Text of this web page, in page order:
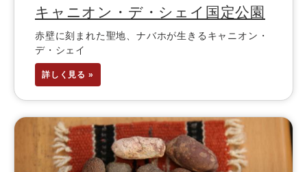
キャニオン・デ・シェイ国定公園
赤壁に刻まれた聖地、ナバホが生きるキャニオン・
デ・シェイ
詳しく見る »